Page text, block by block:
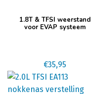
1.8T & TFSI weerstand
voor EVAP systeem
€35,95